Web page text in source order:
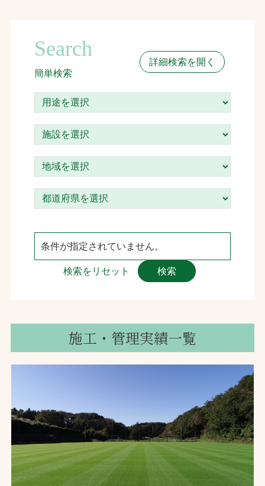
お問合せ
お取引先の皆様へ
プライバシーポリシー
ソーシャルメディアポリシー
文字の見えづらさや操作にお困りの方へ
Search
簡単検索
詳細検索を開く
条件が指定されていません。
検索をリセット 検索
施工・管理実績一覧